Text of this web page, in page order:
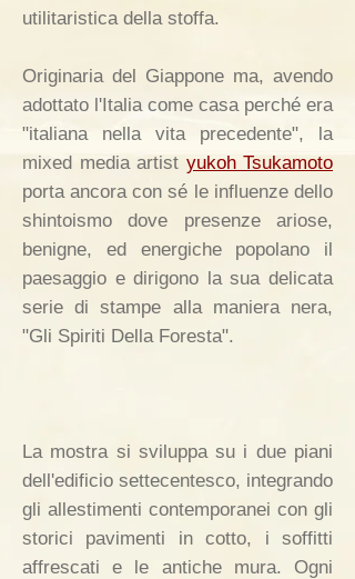
utilitaristica della stoffa.
Originaria del Giappone ma, avendo
adottato l'Italia come casa perché era
"italiana nella vita precedente", la
mixed media artist yukoh Tsukamoto
porta ancora con sé le influenze dello
shintoismo dove presenze ariose,
benigne, ed energiche popolano il
paesaggio e dirigono la sua delicata
serie di stampe alla maniera nera,
"Gli Spiriti Della Foresta".
La mostra si sviluppa su i due piani
dell'edificio settecentesco, integrando
gli allestimenti contemporanei con gli
storici pavimenti in cotto, i soffitti
affrescati e le antiche mura. Ogni